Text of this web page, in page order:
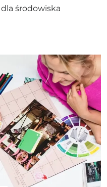
środowiska